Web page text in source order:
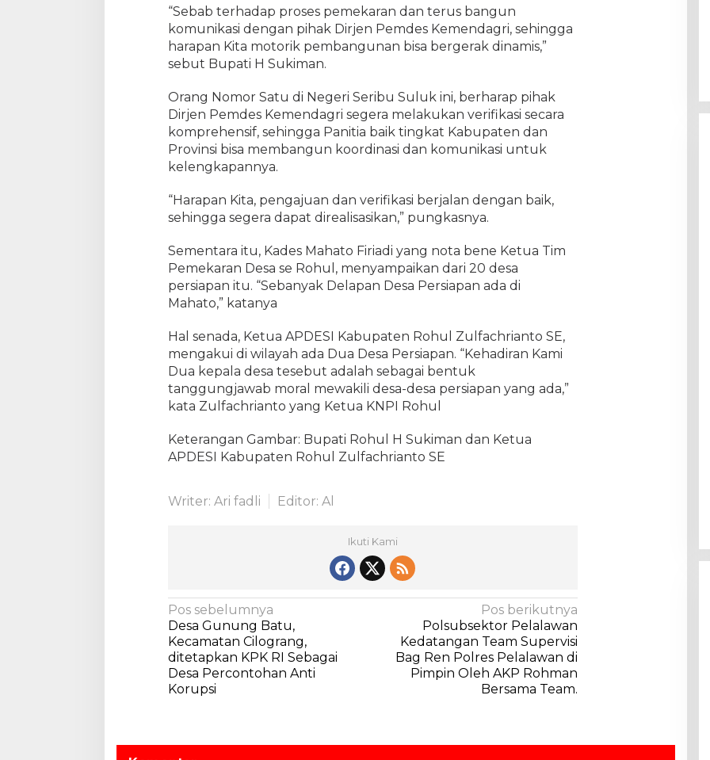
n
B
r
s
m
a
T
m
u
n
g
a
e
D
i
r
j
n
B
a
K
e
m
e
n
“Sebab terhadap proses pemekaran dan terus bangun
komunikasi dengan pihak Dirjen Pemdes Kemendagri, sehingga
harapan Kita motorik pembangunan bisa bergerak dinamis,”
sebut Bupati H Sukiman.
Orang Nomor Satu di Negeri Seribu Suluk ini, berharap pihak
Dirjen Pemdes Kemendagri segera melakukan verifikasi secara
komprehensif, sehingga Panitia baik tingkat Kabupaten dan
Provinsi bisa membangun koordinasi dan komunikasi untuk
kelengkapannya.
“Harapan Kita, pengajuan dan verifikasi berjalan dengan baik,
sehingga segera dapat direalisasikan,” pungkasnya.
Sementara itu, Kades Mahato Firiadi yang nota bene Ketua Tim
Pemekaran Desa se Rohul, menyampaikan dari 20 desa
persiapan itu. “Sebanyak Delapan Desa Persiapan ada di
Mahato,” katanya
Hal senada, Ketua APDESI Kabupaten Rohul Zulfachrianto SE,
mengakui di wilayah ada Dua Desa Persiapan. “Kehadiran Kami
Dua kepala desa tesebut adalah sebagai bentuk
tanggungjawab moral mewakili desa-desa persiapan yang ada,”
kata Zulfachrianto yang Ketua KNPI Rohul
Keterangan Gambar: Bupati Rohul H Sukiman dan Ketua
APDESI Kabupaten Rohul Zulfachrianto SE
Writer: Ari fadli Editor: Al
Ikuti Kami
N
a
v
i
g
s
Pos sebelumnya
Desa Gunung Batu,
Kecamatan Cilograng,
ditetapkan KPK RI Sebagai
Desa Percontohan Anti
Korupsi
Pos berikutnya
Polsubsektor Pelalawan
Kedatangan Team Supervisi
Bag Ren Polres Pelalawan di
Pimpin Oleh AKP Rohman
Bersama Team.